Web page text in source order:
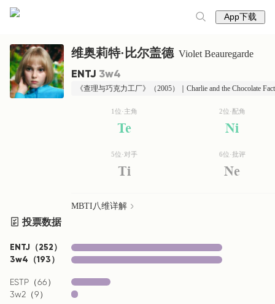
App下载
维奥莉特·比尔盖德 Violet Beauregarde
ENTJ 3w4
《查理与巧克力工厂》（2005）｜Charlie and the Chocolate
1位·主角
Te
2位·配角
Ni
5位·对手
Ti
6位·批评
Ne
MBTI八维详解
投票数据
ENTJ （252）
3w4 （193）
ESTP （66）
3w2 （9）